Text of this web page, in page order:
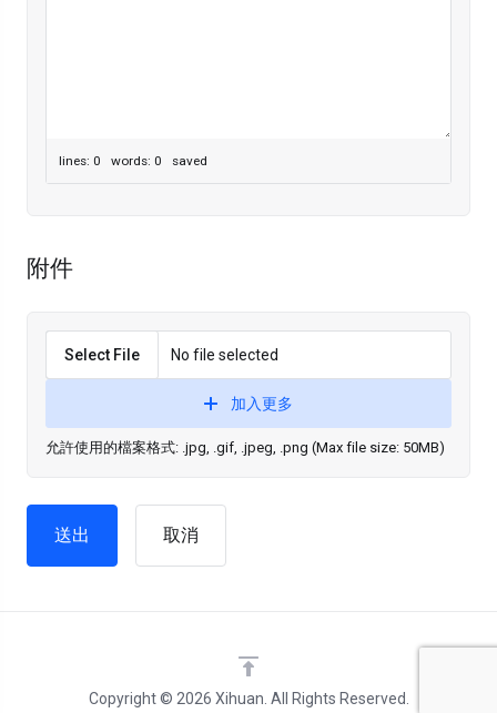
lines: 0 words: 0 saved
附件
Select File No file selected
加入更多
允許使用的檔案格式: .jpg, .gif, .jpeg, .png (Max file size: 50MB)
取消
Copyright © 2026 Xihuan. All Rights Reserved.